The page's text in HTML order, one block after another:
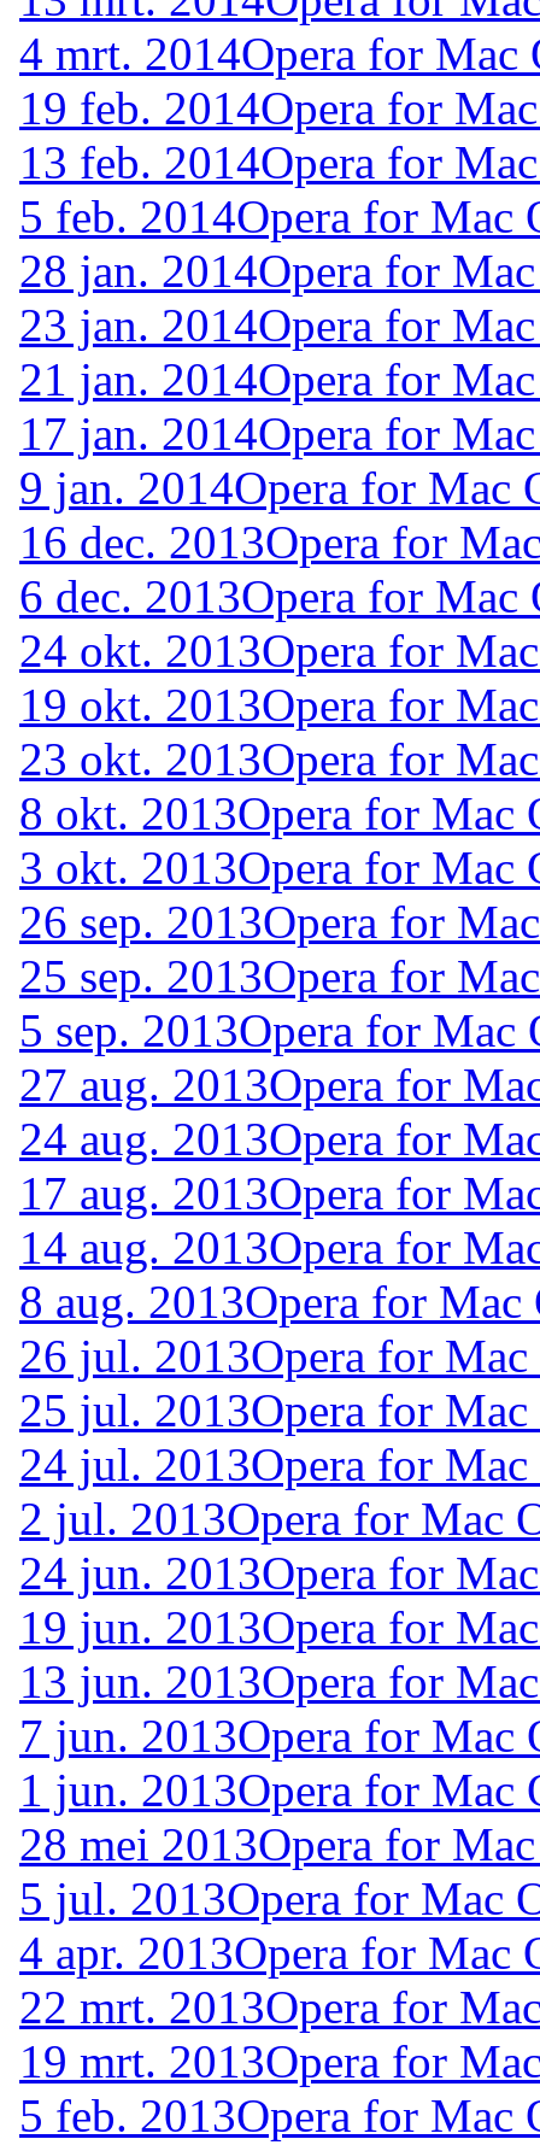
4 mrt. 2014Opera for Mac
19 feb. 2014Opera for
13 feb. 2014Opera for
5 feb. 2014Opera for Mac
28 jan. 2014Opera for
23 jan. 2014Opera for
21 jan. 2014Opera for
17 jan. 2014Opera for
9 jan. 2014Opera for Mac
16 dec. 2013Opera for
6 dec. 2013Opera for Mac
24 okt. 2013Opera for
19 okt. 2013Opera for
23 okt. 2013Opera for
8 okt. 2013Opera for Mac
3 okt. 2013Opera for Mac
26 sep. 2013Opera for
25 sep. 2013Opera for
5 sep. 2013Opera for Mac
27 aug. 2013Opera for
24 aug. 2013Opera for
17 aug. 2013Opera for
14 aug. 2013Opera for
8 aug. 2013Opera for
26 jul. 2013Opera for
25 jul. 2013Opera for
24 jul. 2013Opera for
2 jul. 2013Opera for Mac
24 jun. 2013Opera for
19 jun. 2013Opera for
13 jun. 2013Opera for
7 jun. 2013Opera for Mac
1 jun. 2013Opera for Mac
28 mei 2013Opera for
5 jul. 2013Opera for Mac
4 apr. 2013Opera for Mac
22 mrt. 2013Opera for
19 mrt. 2013Opera for
5 feb. 2013Opera for Mac